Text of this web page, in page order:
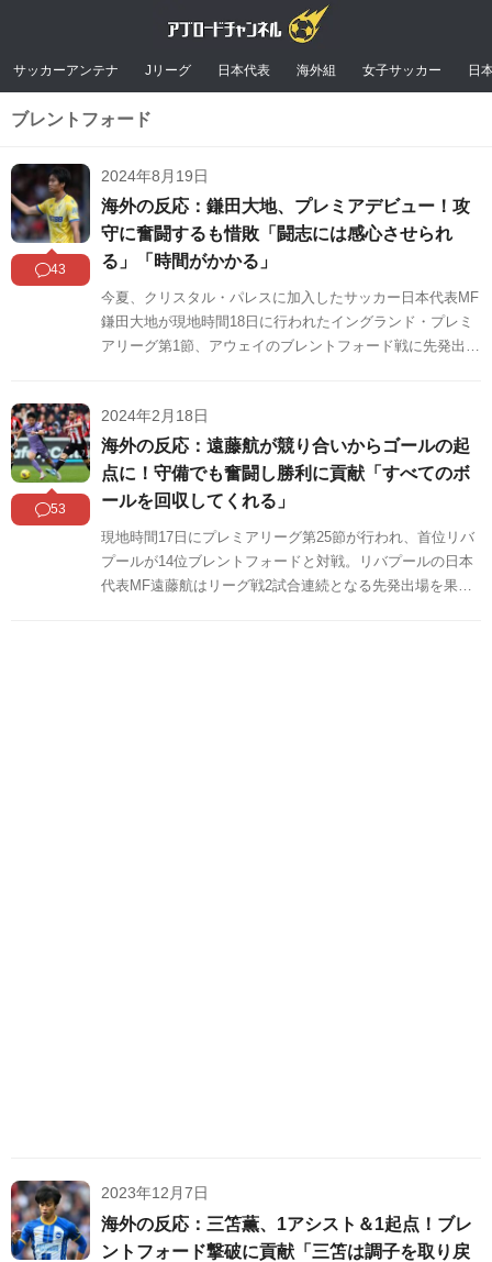
サッカーアンテナ Jリーグ 日本代表 海外組 女子サッカー 日
ブレントフォード
43
2024年8月19日
海外の反応：鎌田大地、プレミアデビュー！攻
守に奮闘するも惜敗「闘志には感心させられ
る」「時間がかかる」
今夏、クリスタル・パレスに加入したサッカー日本代表MF
鎌田大地が現地時間18日に行われたイングランド・プレミ
アリーグ第1節、アウェイのブレントフォード戦に先発出
い。
53
2024年2月18日
海外の反応：遠藤航が競り合いからゴールの起
点に！守備でも奮闘し勝利に貢献「すべてのボ
ールを回収してくれる」
現地時間17日にプレミアリーグ第25節が行われ、首位リバ
プールが14位ブレントフォードと対戦。リバプールの日本
代表MF遠藤航はリーグ戦2試合連続となる先発出場を果た
2023年12月7日
海外の反応：三笘薫、1アシスト＆1起点！ブレ
ントフォード撃破に貢献「三笘は調子を取り戻